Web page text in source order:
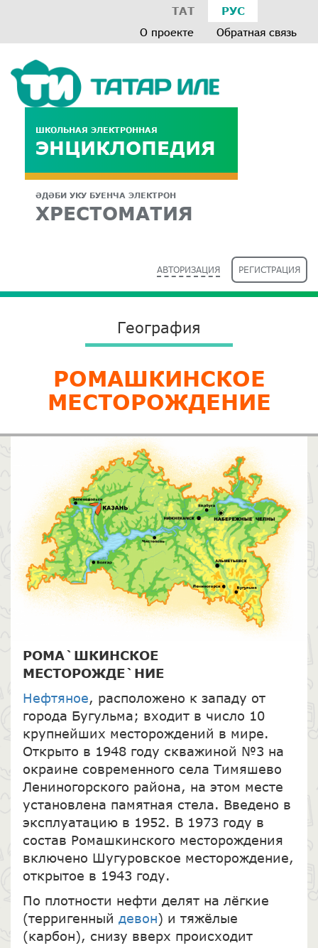
ТАТ РУС
О проекте Обратная связь
ШКОЛЬНАЯ ЭЛЕКТРОННАЯ
ЭНЦИКЛОПЕДИЯ
ӘДӘБИ УКУ БУЕНЧА ЭЛЕКТРОН
ХРЕСТОМАТИЯ
АВТОРИЗАЦИЯ РЕГИСТРАЦИЯ
География
​РОМАШКИНСКОЕ
МЕСТОРОЖДЕНИЕ
РОМА`ШКИНСКОЕ
МЕСТОРОЖДЕ`НИЕ
Нефтяное, расположено к западу от
города Бугульма; входит в число 10
крупнейших месторождений в мире.
Открыто в 1948 году скважиной №3 на
окраине современного села Тимяшево
Лениногорского района, на этом месте
установлена памятная стела. Введено в
эксплуатацию в 1952. В 1973 году в
состав Ромашкинского месторождения
включено Шугуровское месторождение,
открытое в 1943 году.
По плотности нефти делят на лёгкие
(терригенный девон) и тяжёлые
(карбон), снизу вверх происходит